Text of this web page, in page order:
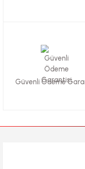
Güvenli Ödeme